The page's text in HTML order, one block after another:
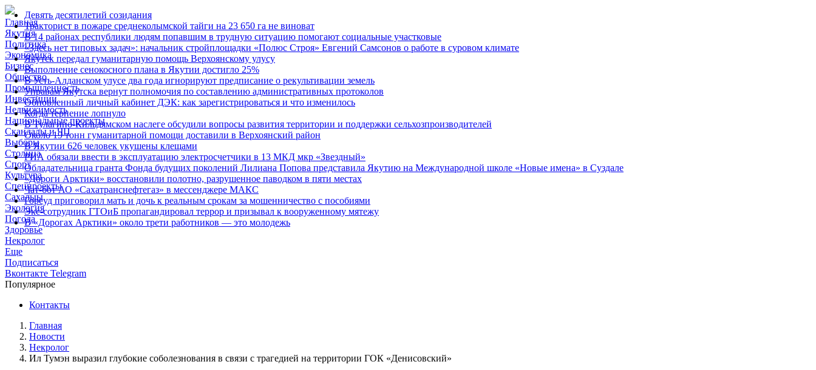
Главная
Якутия
Политика
Экономика
Бизнес
Общество
Промышленность
Инвестиции
Недвижимость
Национальные проекты
Скандалы и ЧП
Выборы
Столица
Спорт
Культура
Спецпроекты
Сахалыы
Экология
Погода
Здоровье
Некролог
Еще
Подписаться
Вконтакте Telegram
Популярное
Девять десятилетий созидания
Тракторист в пожаре среднеколымской тайги на 23 650 га не виноват
В 14 районах республики людям попавшим в трудную ситуацию помогают социальные участковые
«Здесь нет типовых задач»: начальник стройплощадки «Полюс Строя» Евгений Самсонов о работе в суровом климате
Якутск передал гуманитарную помощь Верхоянскому улусу
Выполнение сенокосного плана в Якутии достигло 25%
В Усть-Алданском улусе два года игнорируют предписание о рекультивации земель
Управам Якутска вернут полномочия по составлению административных протоколов
Обновленный личный кабинет ДЭК: как зарегистрироваться и что изменилось
Когда терпение лопнуло
В Тулагино-Кильдямском наслеге обсудили вопросы развития территории и поддержки сельхозпроизводителей
Около 19 тонн гуманитарной помощи доставили в Верхоянский район
В Якутии 626 человек укушены клещами
РИА обязали ввести в эксплуатацию электросчетчики в 13 МКД мкр «Звездный»
Обладательница гранта Фонда будущих поколений Лилиана Попова представила Якутию на Международной школе «Новые имена» в Суздале
«Дороги Арктики» восстановили полотно, разрушенное паводком в пяти местах
Чат-бот АО «Сахатранснефтегаз» в мессенджере МАКС
Горсуд приговорил мать и дочь к реальным срокам за мошенничество с пособиями
Экс-сотрудник ГТОиБ пропагандировал террор и призывал к вооруженному мятежу
В «Дорогах Арктики» около трети работников — это молодежь
Контакты
Главная
Новости
Некролог
Ил Тумэн выразил глубокие соболезнования в связи с трагедией на территории ГОК «Денисовский»